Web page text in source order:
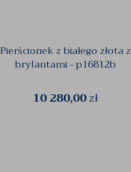
Pierścionek z białego złota z
brylantami - p16812b
10 280,00zł